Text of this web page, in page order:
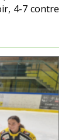
4-7 contre